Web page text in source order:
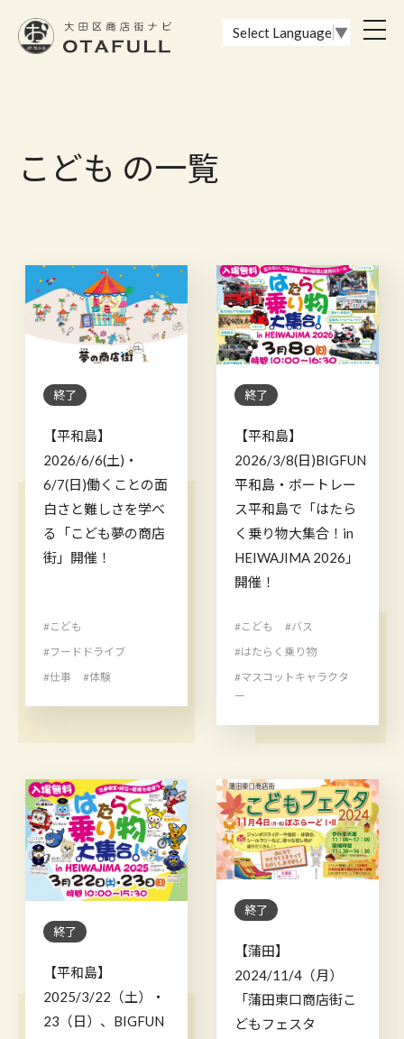
Select Language ▼
こども の一覧
終了
【平和島】
2026/6/6(土)・
6/7(日)働くことの面
白さと難しさを学べ
る「こども夢の商店
街」開催！
#こども
#フードドライブ
#仕事
#体験
終了
【平和島】
2026/3/8(日)BIGFUN
平和島・ボートレー
ス平和島で「はたら
く乗り物大集合！in
HEIWAJIMA 2026」
開催！
#こども
#バス
#はたらく乗り物
#マスコットキャラクタ
ー
終了
【平和島】
2025/3/22（土）・
23（日）、BIGFUN
終了
【蒲田】
2024/11/4（月）
「蒲田東口商店街こ
どもフェスタ